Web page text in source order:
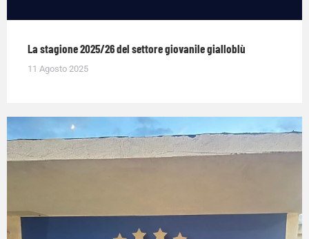
La stagione 2025/26 del settore giovanile gialloblù
11 Agosto 2025